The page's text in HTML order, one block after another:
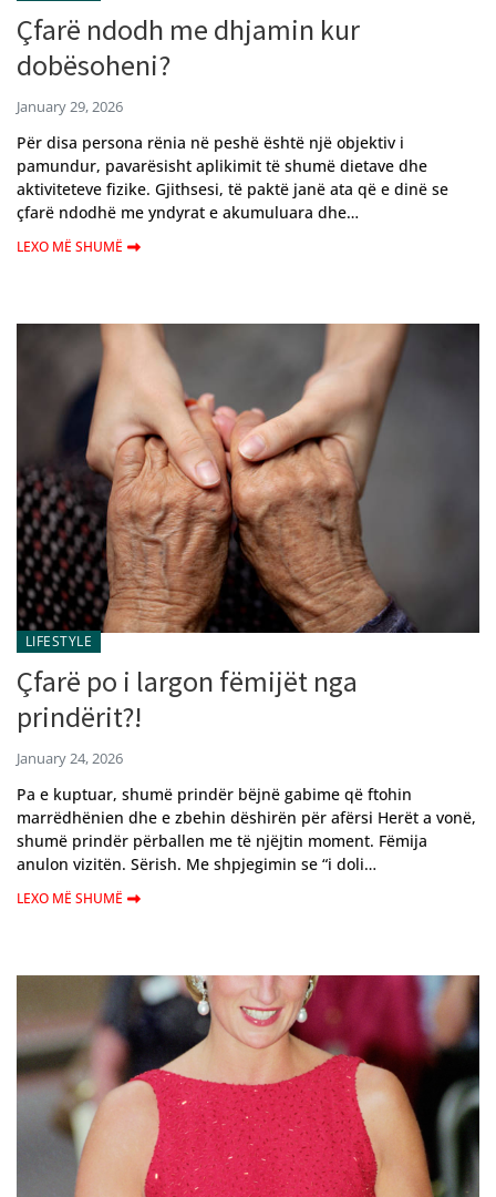
Çfarë ndodh me dhjamin kur
dobësoheni?
January 29, 2026
Për disa persona rënia në peshë është një objektiv i
pamundur, pavarësisht aplikimit të shumë dietave dhe
aktiviteteve fizike. Gjithsesi, të paktë janë ata që e dinë se
çfarë ndodhë me yndyrat e akumuluara dhe…
LEXO MË SHUMË
LIFESTYLE
Çfarë po i largon fëmijët nga
prindërit?!
January 24, 2026
Pa e kuptuar, shumë prindër bëjnë gabime që ftohin
marrëdhënien dhe e zbehin dëshirën për afërsi Herët a vonë,
shumë prindër përballen me të njëjtin moment. Fëmija
anulon vizitën. Sërish. Me shpjegimin se “i doli…
LEXO MË SHUMË